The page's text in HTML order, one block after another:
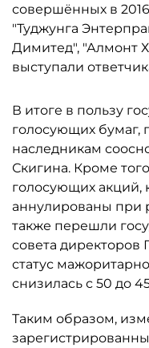
совершённых в
"Туджунга
Димитед", "Алмонт
выступали
В итоге в пользу
голосующих
наследникам
Скигина. Кроме
голосующих акций,
аннулированы при
также перешли
совета директоров
статус
снизилась с 50 до
Таким образом,